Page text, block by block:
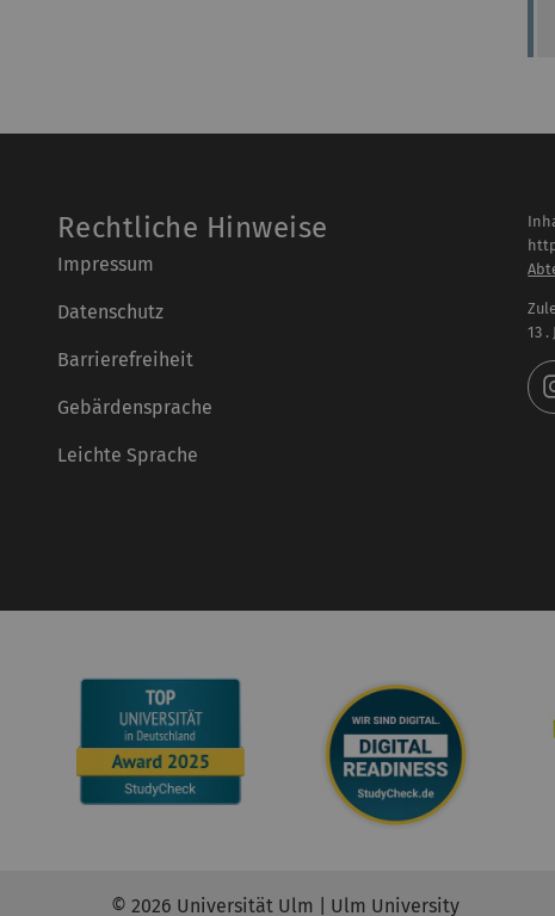
Rechtliche Hinweise
Impressum
Datenschutz
Barrierefreiheit
Gebärdensprache
Leichte Sprache
13 .
© 2026 Universität Ulm | Ulm University